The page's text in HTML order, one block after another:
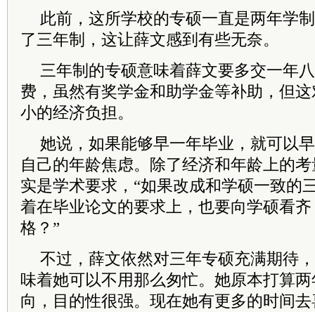
此前，这所学校的专硕一直是两年学
了三年制，这让薛文感到有些无奈。
三年制的专硕意味着薛文要多交一年
费，虽然有奖学金和助学金等补助，但
小的经济负担。
她说，如果能够早一年毕业，就可以
自己的年龄焦虑。除了经济和年龄上的
实是学术要求，“如果改成和学硕一致的
着在毕业论文的要求上，也要向学硕看
格？”
不过，薛文依然对三年专硕充满期待
味着她可以不用那么匆忙。她原本打算
向，目的性很强。现在她有更多的时间